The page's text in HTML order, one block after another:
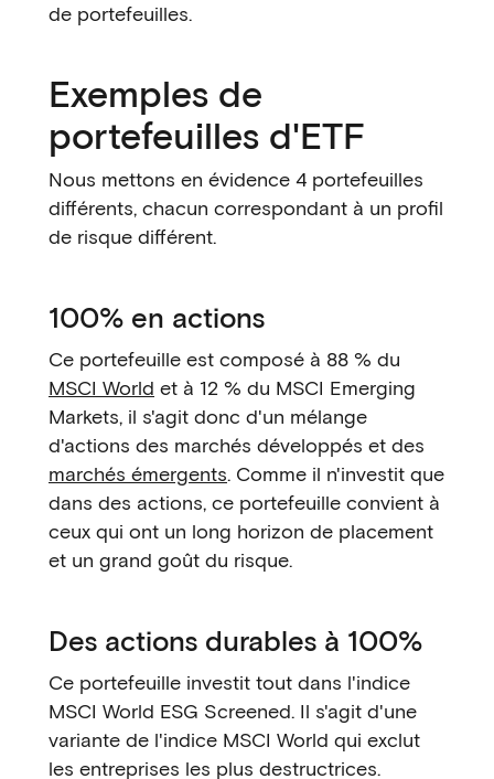
de portefeuilles.
Exemples de
portefeuilles d'ETF
Nous mettons en évidence 4 portefeuilles
différents, chacun correspondant à un profil
de risque différent.
100% en actions
Ce portefeuille est composé à 88 % du
MSCI World et à 12 % du MSCI Emerging
Markets, il s'agit donc d'un mélange
d'actions des marchés développés et des
marchés émergents. Comme il n'investit que
dans des actions, ce portefeuille convient à
ceux qui ont un long horizon de placement
et un grand goût du risque.
Des actions durables à 100%
Ce portefeuille investit tout dans l'indice
MSCI World ESG Screened. Il s'agit d'une
variante de l'indice MSCI World qui exclut
les entreprises les plus destructrices.